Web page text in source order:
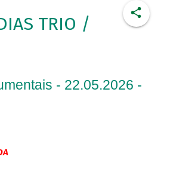
TRIO /
- 22.05.2026 -